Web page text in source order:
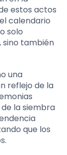
estos actos
calendario
solo
sino también
una
reflejo de la
la siembra
que los